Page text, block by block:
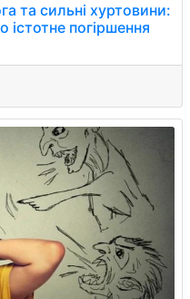
та сильні хуртовини:
істотне погіршення